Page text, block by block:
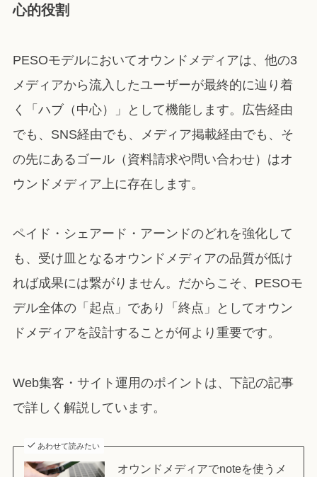
心的役割
PESOモデルにおいてオウンドメディアは、他の3
メディアから流入したユーザーが最終的に辿り着
く「ハブ（中心）」として機能します。広告経由
でも、SNS経由でも、メディア掲載経由でも、そ
の先にあるゴール（資料請求や問い合わせ）はオ
ウンドメディア上に存在します。
ペイド・シェアード・アーンドのどれを強化して
も、受け皿となるオウンドメディアの品質が低け
れば成果には繋がりません。だからこそ、PESOモ
デル全体の「起点」であり「終点」としてオウン
ドメディアを設計することが何より重要です。
Web集客・サイト運用のポイントは、下記の記事
で詳しく解説しています。
あわせて読みたい
オウンドメディアでnoteを使うメ